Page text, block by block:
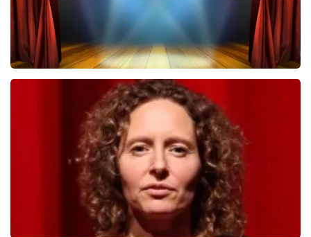
40 45 De Musical
laatste 30 minuten
BESTEL NU